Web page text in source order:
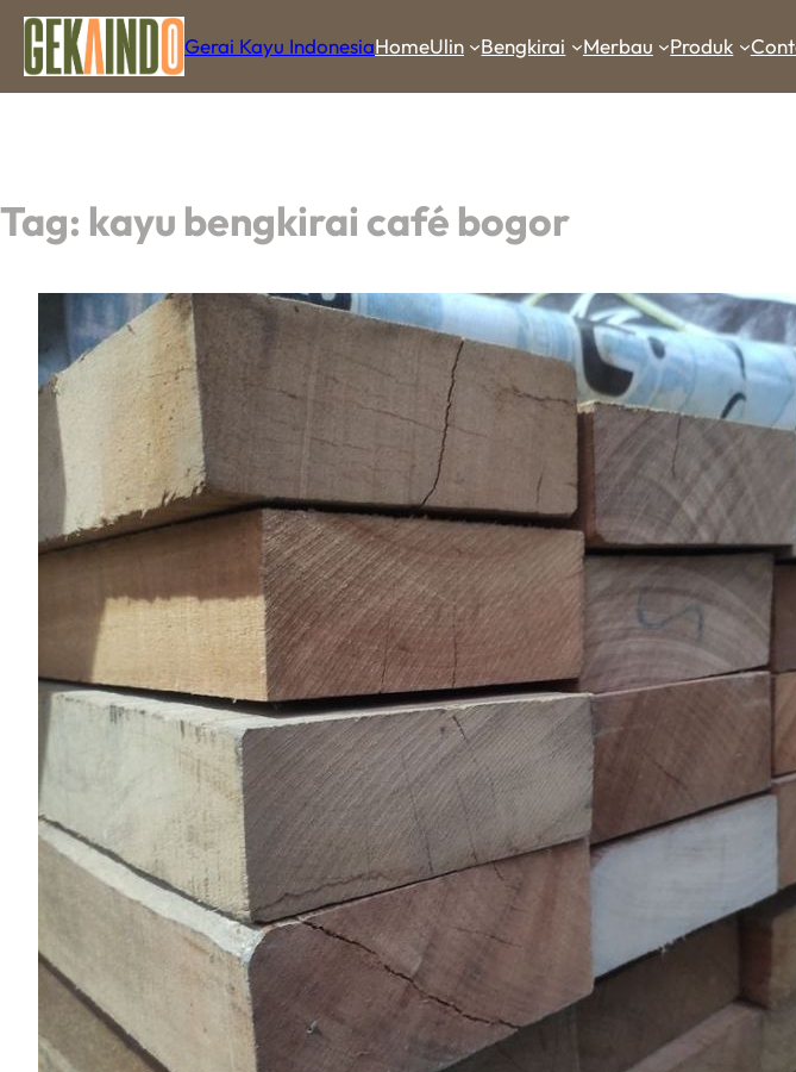
Gerai Kayu IndonesiaHomeUlin Bengkirai Merbau Produk
Tag: kayu bengkirai café bogor